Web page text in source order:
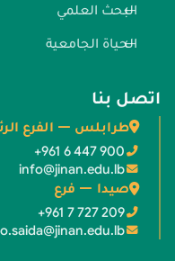
البحث العلمي
الحياة الجامعية
اتصل بنا
طرابلس — الفرع
+961 6 447 900
info@jinan.edu.lb
صيدا — فرع
+961 7 727 209